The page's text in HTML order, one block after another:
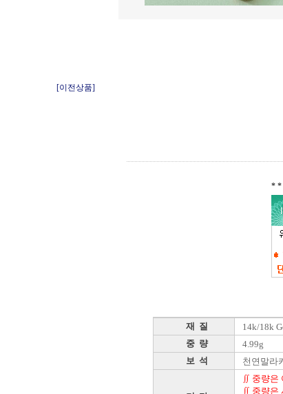
[이전상품]
* *
재 질 14k/18k
중 량 4.99g
보 석 천연말라
∬ 중량은
∬ 중량은